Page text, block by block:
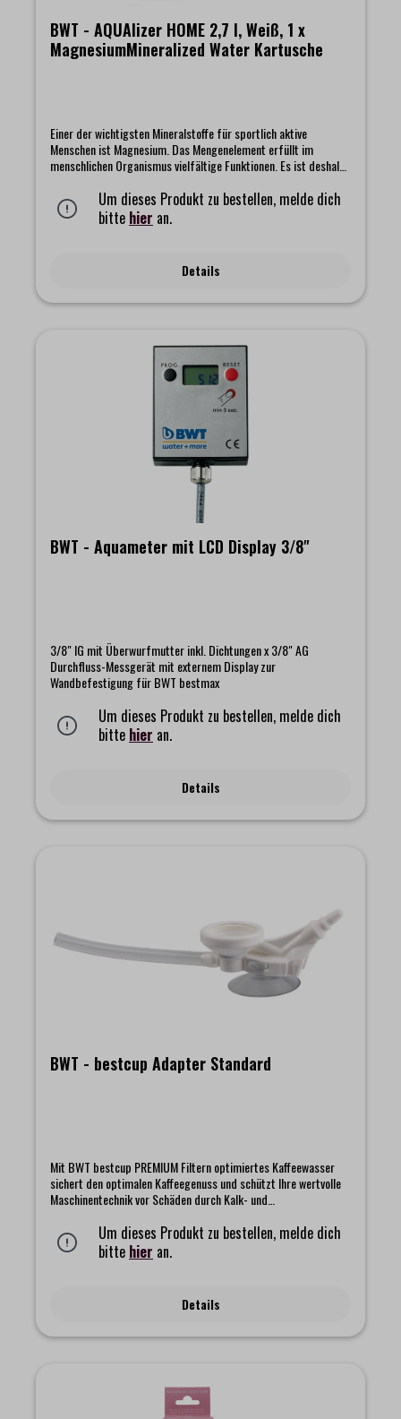
BWT - AQUAlizer HOME 2,7 l, Weiß, 1 x
MagnesiumMineralized Water Kartusche
Einer der wichtigsten Mineralstoffe für sportlich aktive
Menschen ist Magnesium. Das Mengenelement erfüllt im
menschlichen Organismus vielfältige Funktionen. Es ist deshalb
ist, aber auch an der Zuckergewinnung, der Zellatmung und dem
Kalziumstoffwechsel beteiligt ist. Die BWT Filtertechnologie
optimiert Ihr Leitungswasser und mineralisiert es mit
Wasser einen besonderen Boost und einen einzigartigen
Geschmack. Die patentierte Filtertechnologie von BWT sorgt
reduziert wird. Das im Wasser natürlich vorkommende
Austausch von Kalzium (Ca2+) physiologisch wertvolles
Magnesium freigesetzt. Dadurch kommt es zu einer Erhöhung
der Anzahl an Magnesium-Ionen im gefilterten Wasser. Das
Ergebnis: Einzigartiger Geschmack dank Magnesium und ein
vollmundiges Aroma bei Tee und Kaffee.Lieferumfang: 1
AQUAlizer Tischwasserfilter, 1 Magnesium Mineralized Water
Um dieses Produkt zu bestellen, melde dich
bitte hier an.
Details
BWT - Aquameter mit LCD Display 3/8"
3/8" IG mit Überwurfmutter inkl. Dichtungen x 3/8" AG
Durchfluss-Messgerät mit externem Display zur
Wandbefestigung für BWT bestmax
Um dieses Produkt zu bestellen, melde dich
bitte hier an.
Details
BWT - bestcup Adapter Standard
Mit BWT bestcup PREMIUM Filtern optimiertes Kaffeewasser
sichert den optimalen Kaffeegenuss und schützt Ihre wertvolle
Maschinentechnik vor Schäden durch Kalk- und
einen speziellen Anschluss und werden einfach in den
Ansaugstutzen im Tank von Kaffeemaschinen gesteckt.Dieser
spezeille Adapter dient dem Anschluss der In-Tankfiilter - BWT
PREMIUM M- BWT bestcup PREMIUM L
Um dieses Produkt zu bestellen, melde dich
bitte hier an.
Details